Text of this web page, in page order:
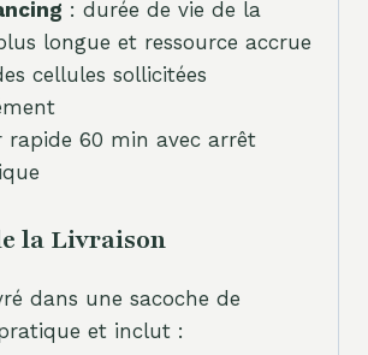
: durée de vie de la
longue et ressource accrue
cellules sollicitées
rapide 60 min avec arrêt
la Livraison
dans une sacoche de
et inclut :